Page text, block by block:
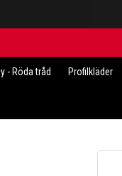
- Röda tråd Profilkläder